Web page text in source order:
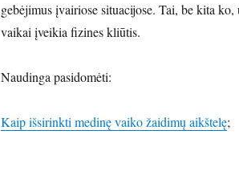
gebėjimus įvairiose situacijose. Tai, be kita
vaikai įveikia fizines kliūtis.
Naudinga pasidomėti:
Kaip išsirinkti medinę vaiko žaidimų aikštelę;